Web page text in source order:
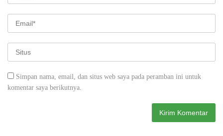
Simpan nama, email, dan situs web saya pada peramban ini untuk
komentar saya berikutnya.